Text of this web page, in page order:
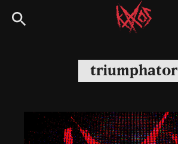
Siirry
suoraan
Kaaoszine
triumphator